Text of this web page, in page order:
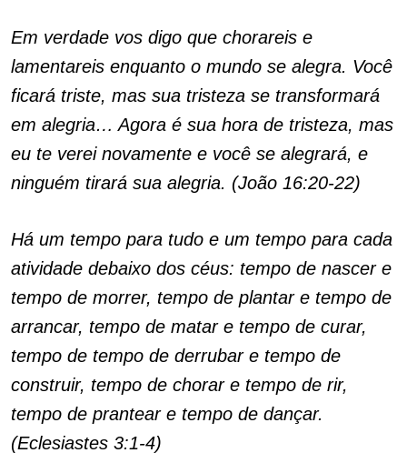
Em verdade vos digo que chorareis e
lamentareis enquanto o mundo se alegra. Você
ficará triste, mas sua tristeza se transformará
em alegria… Agora é sua hora de tristeza, mas
eu te verei novamente e você se alegrará, e
ninguém tirará sua alegria. (João 16:20-22)
Há um tempo para tudo e um tempo para cada
atividade debaixo dos céus: tempo de nascer e
tempo de morrer, tempo de plantar e tempo de
arrancar, tempo de matar e tempo de curar,
tempo de tempo de derrubar e tempo de
construir, tempo de chorar e tempo de rir,
tempo de prantear e tempo de dançar.
(Eclesiastes 3:1-4)